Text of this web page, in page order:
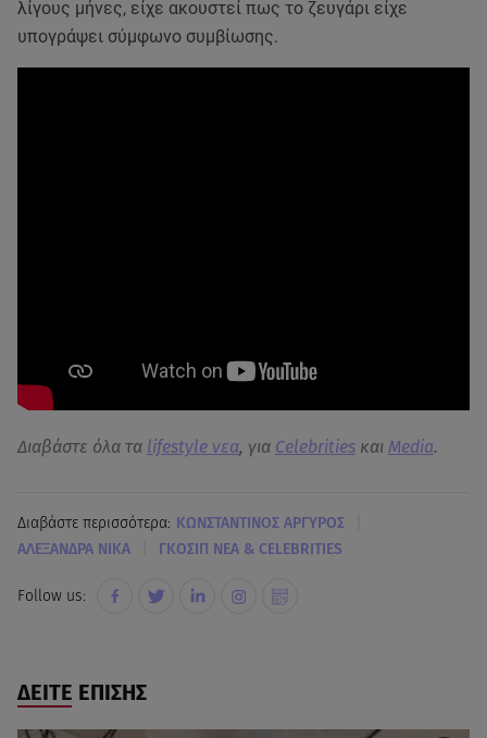
λίγους μήνες, είχε ακουστεί πως το ζευγάρι είχε
υπογράψει σύμφωνο συμβίωσης.
Διαβάστε όλα τα lifestyle νεα, για Celebrities και Media.
Διαβάστε περισσότερα: ΚΩΝΣΤΑΝΤΙΝΟΣ ΑΡΓΥΡΟΣ
ΑΛΕΞΑΝΔΡΑ ΝΙΚΑ ΓΚΟΣΙΠ ΝΕΑ & CELEBRITIES
Follow us:
ΔΕΙΤΕ ΕΠΙΣΗΣ